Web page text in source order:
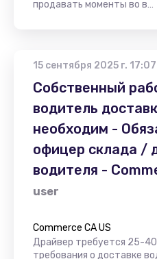
продавать моменты во в…
15 сентября 2025 г. 17:07
Собственный
водитель
необходим -
офицер склада /
водителя -
user
Commerce CA US
Драйвер требуется 25-
требования о доставке